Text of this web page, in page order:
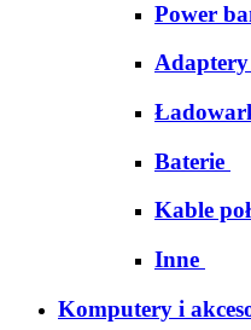
Power
Baterie
Kable
Inne
Komputery i